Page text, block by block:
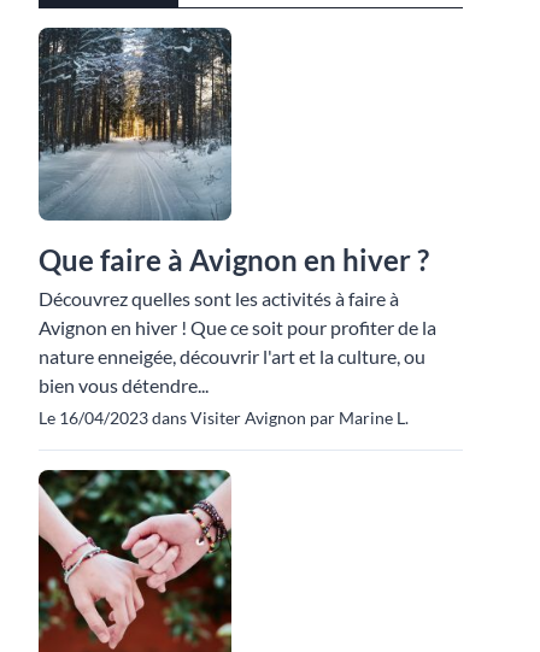
Que faire à Avignon en hiver ?
Découvrez quelles sont les activités à faire à
Avignon en hiver ! Que ce soit pour profiter de la
nature enneigée, découvrir l'art et la culture, ou
bien vous détendre...
Le 16/04/2023 dans Visiter Avignon par Marine L.